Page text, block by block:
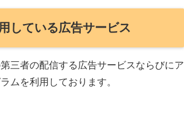
している広告サービス
三者の配信する広告サービスならびにア
ムを利用しております。